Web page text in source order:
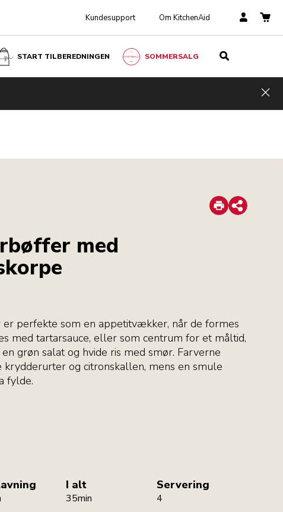
Kundesupport Om KitchenAid
START TILBEREDNINGEN SOMMERSALG
Print
Share
med
perfekte som en appetitvækker, når de formes
med tartarsauce, eller som centrum for et måltid,
grøn salat og hvide ris med smør. Farverne
krydderurter og citronskallen, mens en smule
fylde.
I alt
35min
Servering
4